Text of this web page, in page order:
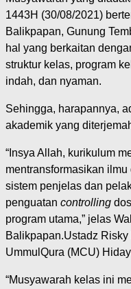
1443H (30/08/2021)
Balikpapan, Gunung
hal yang berkaitan
struktur kelas, program
indah, dan nyaman.
Sehingga, harapannya,
akademik yang
“Insya Allah, kurikulum
mentransformasikan
sistem penjelas dan
penguatan controlling
program utama,” jelas
Balikpapan.Ustadz
UmmulQura (MCU)
“Musyawarah kelas ini